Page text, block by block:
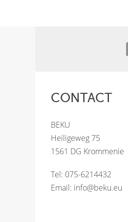
CONTACT
BEKU
Heiligeweg 75
1561 DG Krommenie
Tel: 075-6214432
Email: info@beku.eu